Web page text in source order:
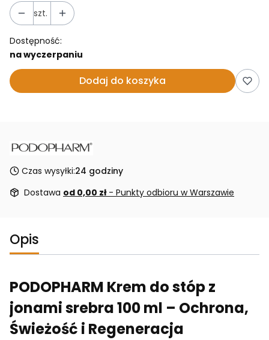
szt.
Dostępność:
na wyczerpaniu
Dodaj do koszyka
Czas wysyłki:24 godziny
Dostawa od 0,00 zł - Punkty odbioru w Warszawie
Opis
PODOPHARM Krem do stóp z
jonami srebra 100 ml – Ochrona,
Świeżość i Regeneracja